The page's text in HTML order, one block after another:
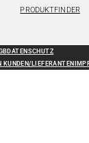
PRODUKTFINDER
DATENSCHUTZ
KUNDEN/LIEFERANTEN